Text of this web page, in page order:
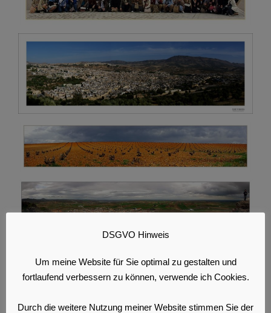
DSGVO Hinweis
Um meine Website für Sie optimal zu gestalten und
fortlaufend verbessern zu können, verwende ich Cookies.
Durch die weitere Nutzung meiner Website stimmen Sie der